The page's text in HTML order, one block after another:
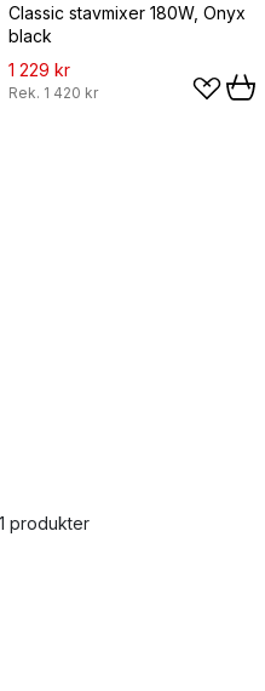
Classic stavmixer 180W, Onyx
black
1 229 kr
Rek. 1 420 kr
produkter